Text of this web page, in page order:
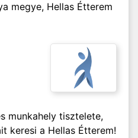
megye, Hellas Étterem
munkahely tisztelete,
keresi a Hellas Étterem!